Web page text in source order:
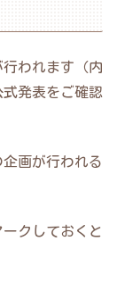
われます（内
発表をご確認
画が行われる
クしておくと